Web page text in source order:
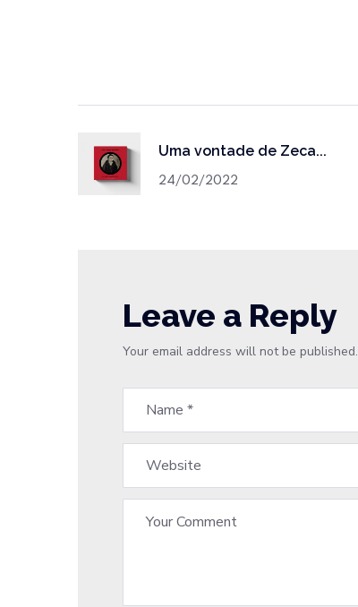
Uma vontade de Zeca...
24/02/2022
Leave a Reply
Your email address will not be published.